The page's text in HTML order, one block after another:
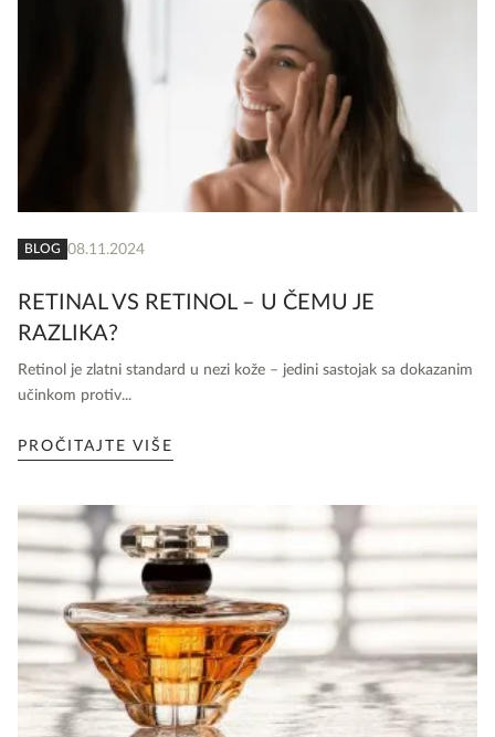
BLOG 08.11.2024
RETINAL VS RETINOL – U ČEMU JE
RAZLIKA?
Retinol je zlatni standard u nezi kože – jedini sastojak sa dokazanim
učinkom protiv...
PROČITAJTE VIŠE